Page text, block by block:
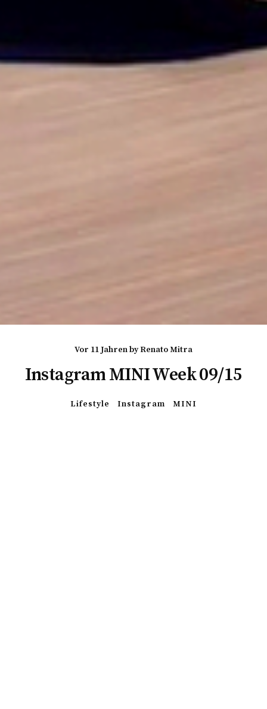
vor 11 JahrenbyRenato Mitra
Instagram MINI Week 09/15
Lifestyle Instagram MINI